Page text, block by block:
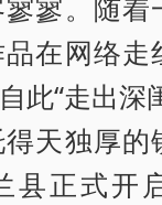
寥。随着
在网络走
此“走出深
天独厚的
县正式开